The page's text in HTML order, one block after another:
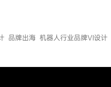
品牌出海 机器人行业品牌VI设计